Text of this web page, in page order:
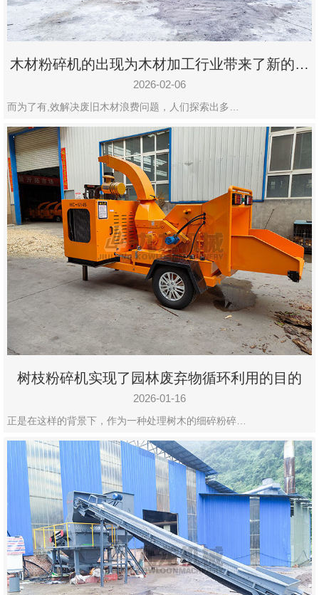
木材粉碎机的出现为木材加工行业带来了新的变
化
2026-02-06
而为了有,效解决废旧木材浪费问题，人们探索出多…
树枝粉碎机实现了园林废弃物循环利用的目的
2026-01-16
正是在这样的背景下，作为一种处理树木的细碎粉碎…